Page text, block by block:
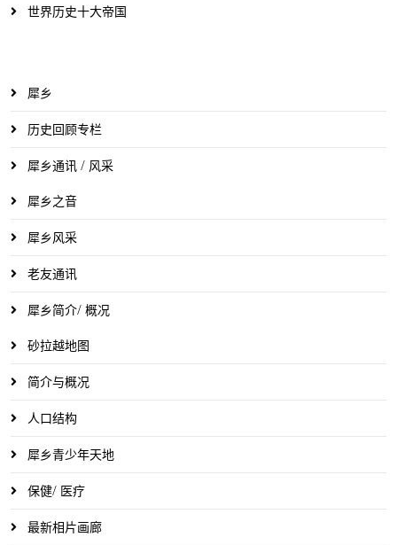
世界历史十大帝国
犀乡
历史回顾专栏
犀乡通讯 / 风采
犀乡之音
犀乡风采
老友通讯
犀乡简介/ 概况
砂拉越地图
简介与概况
人口结构
犀乡青少年天地
保健/ 医疗
最新相片画廊